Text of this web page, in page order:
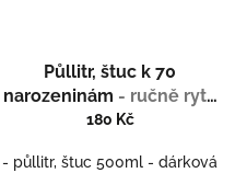
Půllitr, štuc k 70
narozeninám - ručně ryté
(broušené), dárková
180 Kč
- půllitr, štuc 500ml - dárková